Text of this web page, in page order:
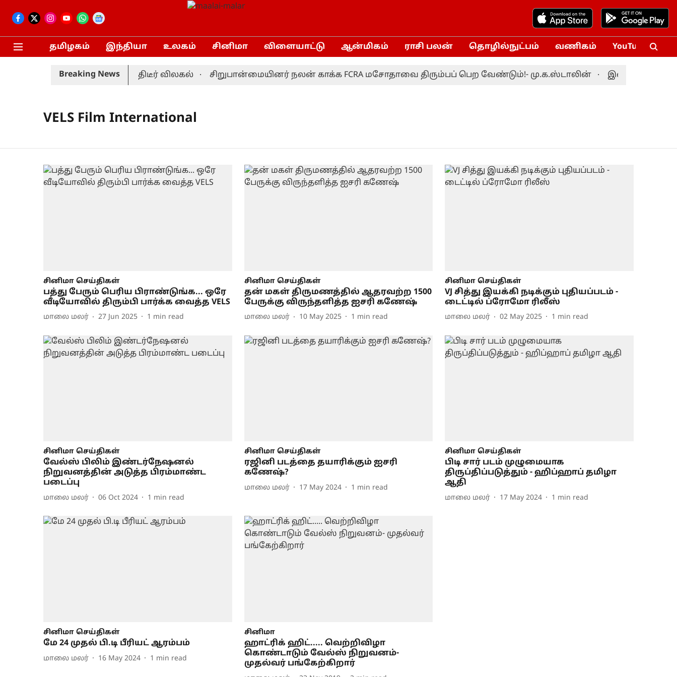
தமிழகம் இந்தியா உலகம் சினிமா விளையாட்டு ஆன்மிகம் ராசி பலன் தொழில்நுட்பம் வணிகம் YouTube
Breaking News
தொடர்: முன்னணி வீரர் திடீர் விலகல் சிறுபான்மையினர் நலன் காக்க FCRA மசோதாவை திரும்பப் பெற வேண்டும்!- மு.க.ஸ்டாலின் இலங்கைக்கு
VELS Film International
சினிமா செய்திகள்
பத்து பேரும் பெரிய பிராண்டுங்க... ஒரே
வீடியோவில் திரும்பி பார்க்க வைத்த VELS
மாலை மலர் 27 Jun 2025 1 min read
சினிமா செய்திகள்
தன் மகள் திருமணத்தில் ஆதரவற்ற 1500
பேருக்கு விருந்தளித்த ஐசரி கணேஷ்
மாலை மலர் 10 May 2025 1 min read
சினிமா செய்திகள்
VJ சித்து இயக்கி நடிக்கும் புதியப்படம் -
டைட்டில் ப்ரோமோ ரிலீஸ்
மாலை மலர் 02 May 2025 1 min read
சினிமா செய்திகள்
வேல்ஸ் பிலிம் இண்டர்நேஷனல்
நிறுவனத்தின் அடுத்த பிரம்மாண்ட
படைப்பு
மாலை மலர் 06 Oct 2024 1 min read
சினிமா செய்திகள்
ரஜினி படத்தை தயாரிக்கும் ஐசரி
கணேஷ்?
மாலை மலர் 17 May 2024 1 min read
சினிமா செய்திகள்
பிடி சார் படம் முழுமையாக
திருப்திப்படுத்தும் - ஹிப்ஹாப் தமிழா
ஆதி
மாலை மலர் 17 May 2024 1 min read
சினிமா செய்திகள்
மே 24 முதல் பி.டி பீரியட் ஆரம்பம்
மாலை மலர் 16 May 2024 1 min read
சினிமா
ஹாட்ரிக் ஹிட்..... வெற்றிவிழா
கொண்டாடும் வேல்ஸ் நிறுவனம்-
முதல்வர் பங்கேற்கிறார்